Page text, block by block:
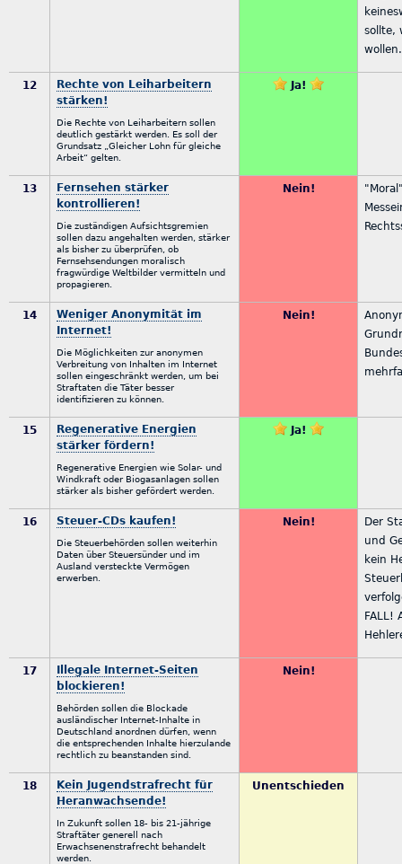
sollte,
wollen.
12
Rechte von Leiharbeitern
stärken!
Die Rechte von Leiharbeitern sollen
deutlich gestärkt werden. Es soll der
Grundsatz „Gleicher Lohn für gleiche
Arbeit“ gelten.
Ja!
13
Fernsehen stärker
kontrollieren!
Die zuständigen Aufsichtsgremien
sollen dazu angehalten werden, stärker
als bisher zu überprüfen, ob
Fernsehsendungen moralisch
fragwürdige Weltbilder vermitteln und
propagieren.
Nein!
14
Weniger Anonymität im
Internet!
Die Möglichkeiten zur anonymen
Verbreitung von Inhalten im Internet
sollen eingeschränkt werden, um bei
Straftaten die Täter besser
identifizieren zu können.
Nein!
15
Regenerative Energien
stärker fördern!
Regenerative Energien wie Solar- und
Windkraft oder Biogasanlagen sollen
stärker als bisher gefördert werden.
Ja!
16 Steuer-CDs kaufen!
Die Steuerbehörden sollen weiterhin
Daten über Steuersünder und im
Ausland versteckte Vermögen
erwerben.
Nein!
Der
und
kein
FALL!
17
Illegale Internet-Seiten
blockieren!
Behörden sollen die Blockade
ausländischer Internet-Inhalte in
Deutschland anordnen dürfen, wenn
die entsprechenden Inhalte hierzulande
rechtlich zu beanstanden sind.
Nein!
18
Kein Jugendstrafrecht für
Heranwachsende!
In Zukunft sollen 18- bis 21-jährige
Straftäter generell nach
Erwachsenenstrafrecht behandelt
werden.
Unentschieden